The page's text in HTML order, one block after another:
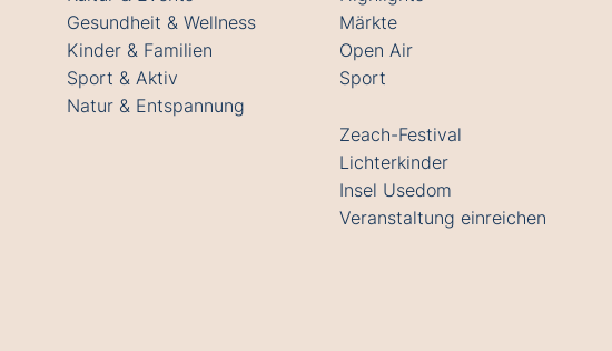
Gesundheit & Wellness
Kinder & Familien
Sport & Aktiv
Natur & Entspannung
Märkte
Open Air
Sport
Zeach-Festival
Lichterkinder
Insel Usedom
Veranstaltung einreichen